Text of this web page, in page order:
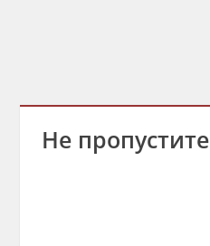
Не пропустите